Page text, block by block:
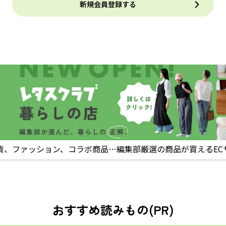
新規会員登録する
、ファッション、コラボ商品…編集部厳選の商品が買えるEC
おすすめ読みもの(PR)